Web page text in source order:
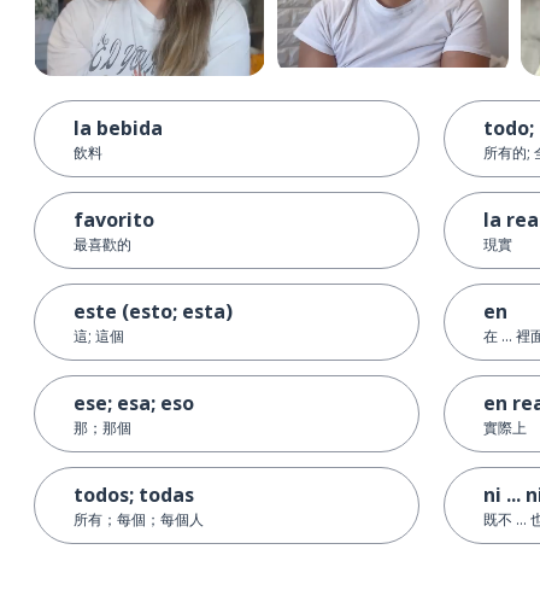
la bebida
飲料
favorito
最喜歡的
este (esto; esta)
這; 這個
ese; esa; eso
那；那個
todos; todas
所有；每個；每個人
todo;
所有的;
la
現實
en
在 ... 裡
en
實際上
ni ...
既不 ...